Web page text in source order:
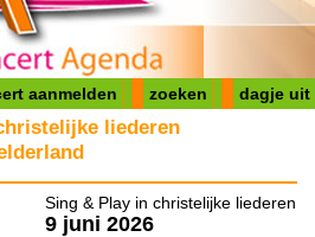
aanmelden zoeken dagje uit
liederen
Sing & Play in christelijke liederen
9 juni 2026